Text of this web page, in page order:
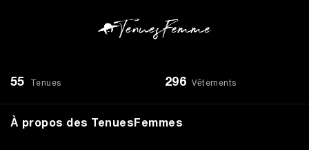
55 Tenues 296 Vêtements
À propos des TenuesFemmes